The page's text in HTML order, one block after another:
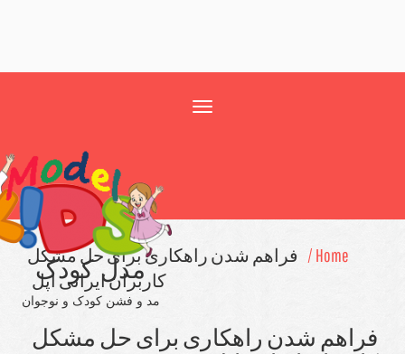
مدل کودک
مد و فشن کودک و نوجوان
فراهم شدن راهكاری برای حل مشكل
كاربران ایرانی اپل
شدن راهكاری برای حل مشكل